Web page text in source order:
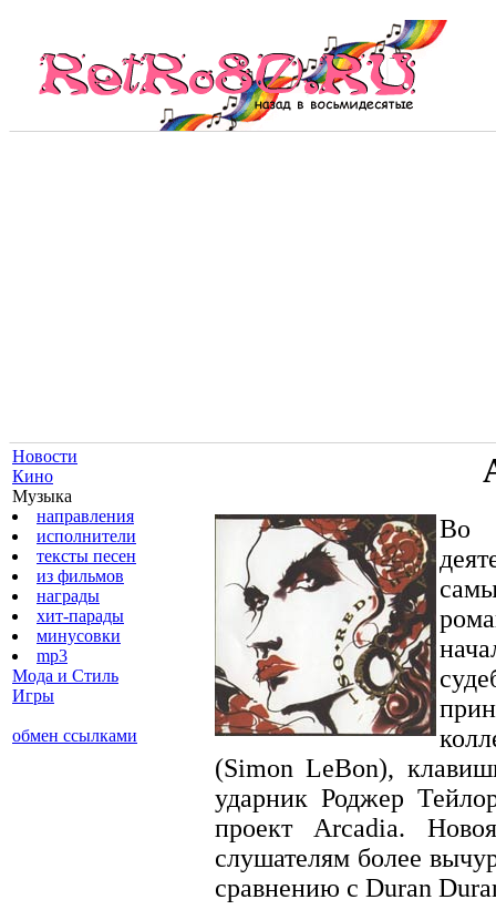
Новости
Кино
Музыка
направления
исполнители
тексты песен
из фильмов
награды
хит-парады
минусовки
mp3
Мода и Стиль
Игры
обмен ссылками
Во
(Simon LeBon),
ударник Роджер
проект Arcadia.
слушателям более
сравнению с Duran